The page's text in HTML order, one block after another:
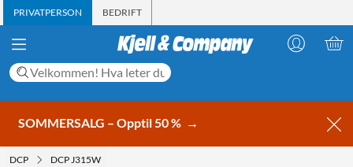
PRIVATPERSON BEDRIFT
SOMMERSALG – Opptil 50 % →
DCP DCP J315W